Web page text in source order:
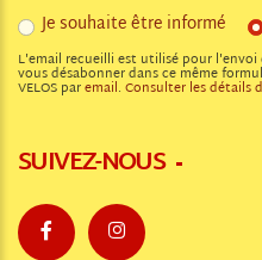
Je souhaite être informé
L'email recueilli est utilisé pour
vous désabonner dans ce même
VELOS paremail. Consulter les détails
SUIVEZ-NOUS